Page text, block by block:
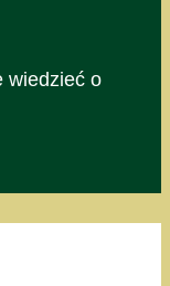
wiedzieć o